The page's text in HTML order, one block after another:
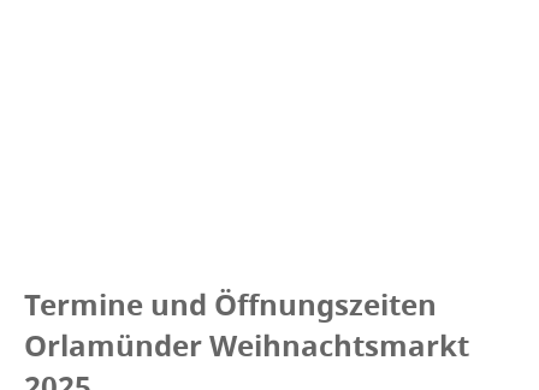
Termine und Öffnungszeiten
Orlamünder Weihnachtsmarkt